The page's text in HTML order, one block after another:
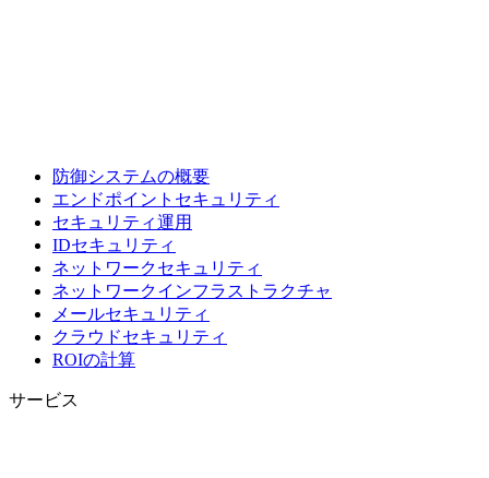
防御システムの概要
エンドポイントセキュリティ
セキュリティ運用
IDセキュリティ
ネットワークセキュリティ
ネットワークインフラストラクチャ
メールセキュリティ
クラウドセキュリティ
ROIの計算
サービス